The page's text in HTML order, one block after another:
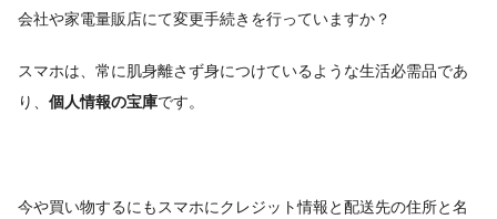
会社や家電量販店にて変更手続きを行っていますか？
スマホは、常に肌身離さず身につけているような生活必需品であ
り、 個人情報の宝庫です。
今や買い物するにもスマホにクレジット情報と配送先の住所と名